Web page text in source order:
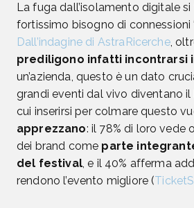
La fuga dall’isolamento digitale
fortissimo bisogno di connessioni
Dall’indagine di AstraRicerche,
prediligono infatti incontrarsi
un’azienda, questo è un dato
grandi eventi dal vivo diventano
cui inserirsi per colmare questo
apprezzano: il 78% di loro vede
dei brand come parte
del festival, e il 40% afferma
rendono l’evento migliore (